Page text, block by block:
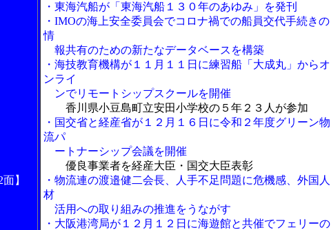
】
・東海汽船が「東海汽船１３０年のあゆみ」を発刊
・IMOの海上安全委員会でコロナ禍での船員交代手続きの
情
報共有のための新たなデータベースを構築
・海技教育機構が１１月１１日に練習船「大成丸」からオ
ンライ
ンでリモートシップスクールを開催
香川県小豆島町立安田小学校の５年２３人が参加
・国交省と経産省が１２月１６日に令和２年度グリーン物
流パ
ートナーシップ会議を開催
優良事業者を経産大臣・国交大臣表彰
・物流連の渡邉健二会長、人手不足問題に危機感、外国人
材
活用への取り組みの推進をうながす
・大阪港湾局が１２月１２日に海遊館と共催でフェリーの